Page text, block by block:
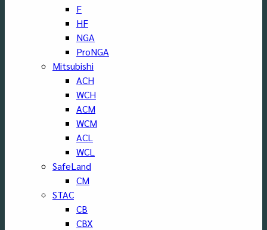
F
HF
NGA
ProNGA
Mitsubishi
ACH
WCH
ACM
WCM
ACL
WCL
SafeLand
CM
STAC
CB
CBX